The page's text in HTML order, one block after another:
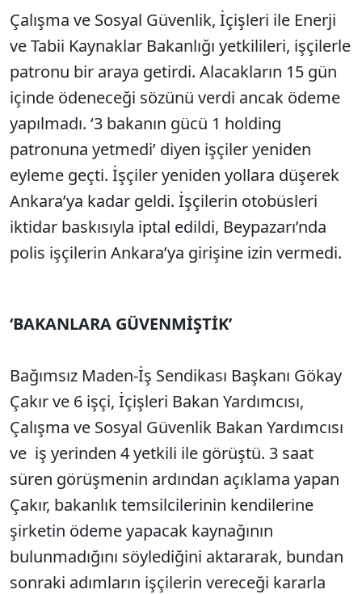
Çalışma ve Sosyal Güvenlik, İçişleri ile Enerji
ve Tabii Kaynaklar Bakanlığı yetkilileri, işçilerle
patronu bir araya getirdi. Alacakların 15 gün
içinde ödeneceği sözünü verdi ancak ödeme
yapılmadı. ‘3 bakanın gücü 1 holding
patronuna yetmedi’ diyen işçiler yeniden
eyleme geçti. İşçiler yeniden yollara düşerek
Ankara’ya kadar geldi. İşçilerin otobüsleri
iktidar baskısıyla iptal edildi, Beypazarı’nda
polis işçilerin Ankara’ya girişine izin vermedi.
‘BAKANLARA GÜVENMİŞTİK’
Bağımsız Maden-İş Sendikası Başkanı Gökay
Çakır ve 6 işçi, İçişleri Bakan Yardımcısı,
Çalışma ve Sosyal Güvenlik Bakan Yardımcısı
ve iş yerinden 4 yetkili ile görüştü. 3 saat
süren görüşmenin ardından açıklama yapan
Çakır, bakanlık temsilcilerinin kendilerine
şirketin ödeme yapacak kaynağının
bulunmadığını söylediğini aktararak, bundan
sonraki adımların işçilerin vereceği kararla